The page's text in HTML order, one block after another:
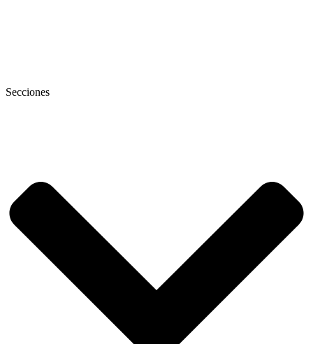
Secciones